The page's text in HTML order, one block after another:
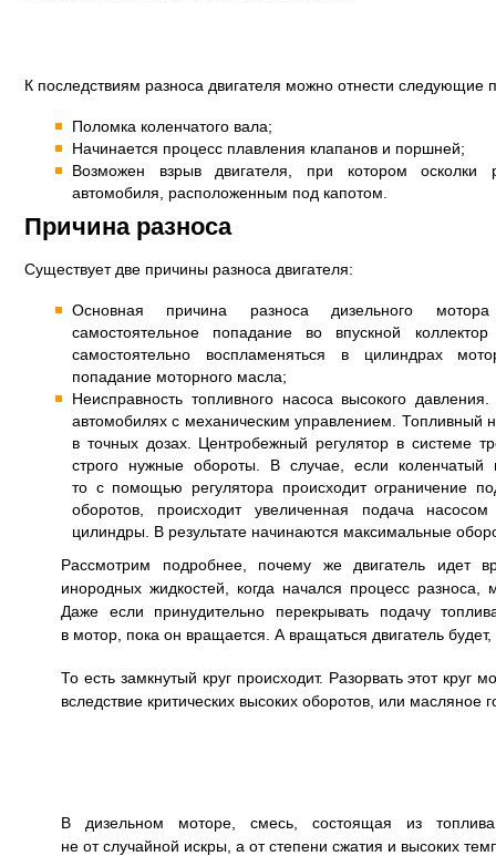
К последствиям разноса двигателя можно отнести следующие
Поломка коленчатого вала;
Начинается процесс плавления клапанов и поршней;
Возможен взрыв двигателя, при котором осколки
автомобиля, расположенным под капотом.
Причина разноса
Существует две причины разноса двигателя:
Основная причина разноса дизельного
самостоятельное попадание во впускной
самостоятельно воспламеняться в цилиндрах
попадание моторного масла;
Неисправность топливного насоса высокого
автомобилях с механическим управлением. Топливный
в точных дозах. Центробежный регулятор в системе
строго нужные обороты. В случае, если
то с помощью регулятора происходит ограничение
оборотов, происходит увеличенная подача
цилиндры. В результате начинаются максимальные
Рассмотрим подробнее, почему же двигатель идет
инородных жидкостей, когда начался процесс разноса,
Даже если принудительно перекрывать подачу
в мотор, пока он вращается. А вращаться двигатель
То есть замкнутый круг происходит. Разорвать этот круг
вследствие критических высоких оборотов, или масляное
В дизельном моторе, смесь, состоящая из
не от случайной искры, а от степени сжатия и высоких